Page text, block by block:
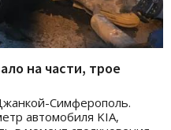
на части, трое
Симферополь.
автомобиля KIA,